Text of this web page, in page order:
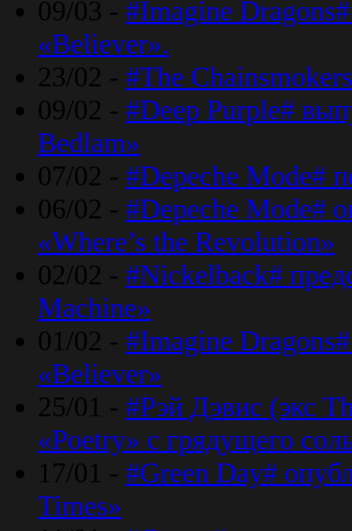
09/03 - #Imagine
«Believer».
23/02 - #The
09/02 - #Deep Purple#
Bedlam»
07/02 - #Depeche Mode#
06/02 - #Depeche Mode#
«Where’s the Revolution»
02/02 - #Nickelback#
Machine»
01/02 - #Imagine
«Believer»
25/01 - #Рэй Дэвис (экс
«Poetry» с грядущего
17/01 - #Green Day#
Times»